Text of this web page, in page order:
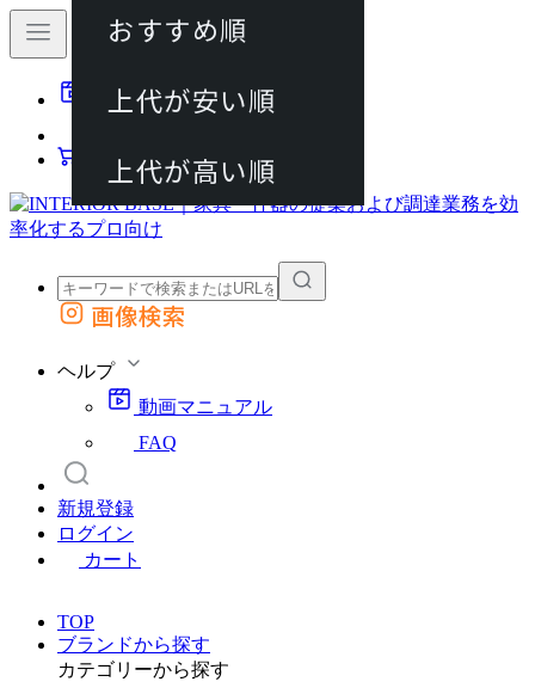
動画マニュアル
カート
外部サイトの商品をカートに追加
画像検索
ヘルプ
動画マニュアル
FAQ
新規登録
ログイン
カート
TOP
ブランドから探す
カテゴリーから探す
おすすめ順
上代が安い順
上代が高い順